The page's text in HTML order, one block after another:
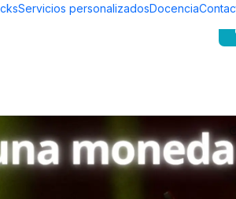
Servicios personalizadosDocencia